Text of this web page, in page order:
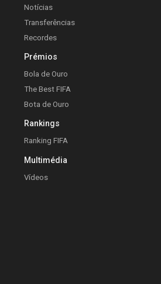
Notícias
Transferências
Recordes
Prémios
Bola de Ouro
The Best FIFA
Bota de Ouro
Rankings
Ranking FIFA
Multimédia
Vídeos